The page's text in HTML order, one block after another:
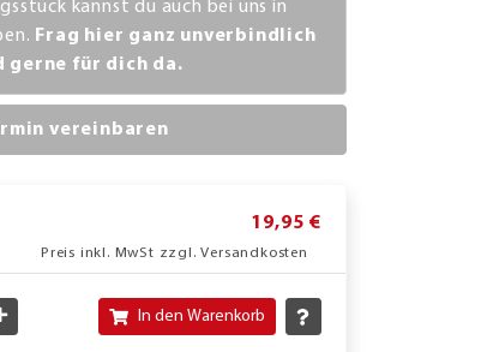
kannst du auch bei uns in
Frag hier ganz unverbindlich
gerne für dich da.
vereinbaren
19,95 €
Preis inkl. MwSt zzgl. Versandkosten
Menge verringern
Gewünschte Menge erhöhen
In den Warenkorb